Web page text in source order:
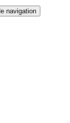
navigation